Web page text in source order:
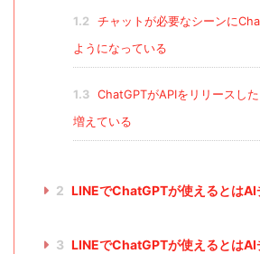
1.2
チャットが必要なシーンに
ようになっている
1.3
ChatGPTがAPIをリリースし
増えている
2 LINEでChatGPTが使えるとはAI
3 LINEでChatGPTが使えるとはAI